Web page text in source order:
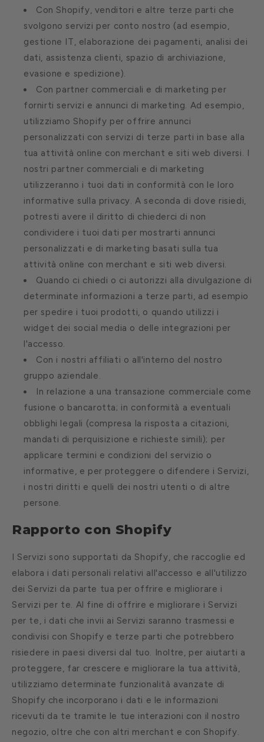
Con Shopify, venditori e altre terze parti che
svolgono servizi per conto nostro (ad esempio,
gestione IT, elaborazione dei pagamenti, analisi dei
dati, assistenza clienti, spazio di archiviazione,
evasione e spedizione).
Con partner commerciali e di marketing per
fornirti servizi e annunci di marketing. Ad esempio,
utilizziamo Shopify per offrire annunci
personalizzati con servizi di terze parti in base alla
tua attività online con merchant e siti web diversi. I
nostri partner commerciali e di marketing
utilizzeranno i tuoi dati in conformità con le loro
informative sulla privacy. A seconda di dove risiedi,
potresti avere il diritto di chiederci di non
condividere i tuoi dati per mostrarti annunci
personalizzati e di marketing basati sulla tua
attività online con merchant e siti web diversi.
Quando ci chiedi o ci autorizzi alla divulgazione di
determinate informazioni a terze parti, ad esempio
per spedire i tuoi prodotti, o quando utilizzi i
widget dei social media o delle integrazioni per
l'accesso.
Con i nostri affiliati o all'interno del nostro
gruppo aziendale.
In relazione a una transazione commerciale come
fusione o bancarotta; in conformità a eventuali
obblighi legali (compresa la risposta a citazioni,
mandati di perquisizione e richieste simili); per
applicare termini e condizioni del servizio o
informative, e per proteggere o difendere i Servizi,
i nostri diritti e quelli dei nostri utenti o di altre
persone.
Rapporto con Shopify
I Servizi sono supportati da Shopify, che raccoglie ed
elabora i dati personali relativi all'accesso e all'utilizzo
dei Servizi da parte tua per offrire e migliorare i
Servizi per te. Al fine di offrire e migliorare i Servizi
per te, i dati che invii ai Servizi saranno trasmessi e
condivisi con Shopify e terze parti che potrebbero
risiedere in paesi diversi dal tuo. Inoltre, per aiutarti a
proteggere, far crescere e migliorare la tua attività,
utilizziamo determinate funzionalità avanzate di
Shopify che incorporano i dati e le informazioni
ricevuti da te tramite le tue interazioni con il nostro
negozio, oltre che con altri merchant e con Shopify.